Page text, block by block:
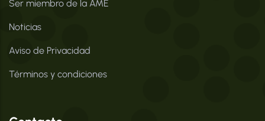
Ser miembro de la AME
Noticias
Aviso de Privacidad
Términos y condiciones